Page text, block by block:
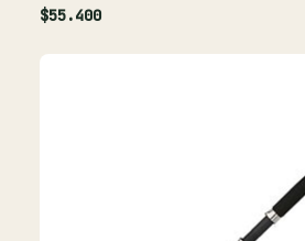
$55.400